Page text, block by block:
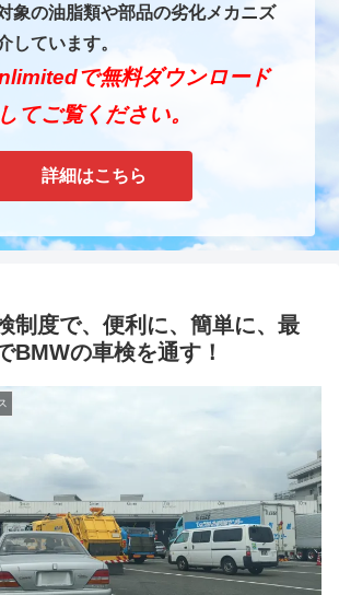
象の油脂類や部品の劣化メカニズ
しています。
で無料ダウンロード
してご覧ください。
詳細はこちら
制度で、便利に、簡単に、最
BMWの車検を通す！